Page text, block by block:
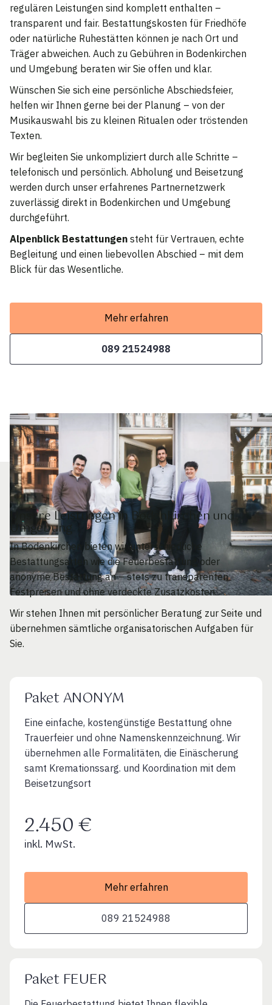
regulären Leistungen sind komplett enthalten –
transparent und fair. Bestattungskosten für Friedhöfe
oder natürliche Ruhestätten können je nach Ort und
Träger abweichen. Auch zu Gebühren in Bodenkirchen
und Umgebung beraten wir Sie offen und klar.
Wünschen Sie sich eine persönliche Abschiedsfeier,
helfen wir Ihnen gerne bei der Planung – von der
Musikauswahl bis zu kleinen Ritualen oder tröstenden
Texten.
Wir begleiten Sie unkompliziert durch alle Schritte –
telefonisch und persönlich. Abholung und Beisetzung
werden durch unser erfahrenes Partnernetzwerk
zuverlässig direkt in Bodenkirchen und Umgebung
durchgeführt.
Alpenblick Bestattungen steht für Vertrauen, echte
Begleitung und einen liebevollen Abschied – mit dem
Blick für das Wesentliche.
Mehr erfahren
089 21524988
Unsere Leistungen in Bodenkirchen und
Umgebung
In Bodenkirchen bieten wir unterschiedliche
Bestattungsarten wie die Feuerbestattung oder
anonyme Bestattung an – stets zu transparenten
Festpreisen und ohne verdeckte Zusatzkosten.
Wir stehen Ihnen mit persönlicher Beratung zur Seite und
übernehmen sämtliche organisatorischen Aufgaben für
Sie.
Paket ANONYM
Eine einfache, kostengünstige Bestattung ohne
Trauerfeier und ohne Namenskennzeichnung. Wir
übernehmen alle Formalitäten, die Einäscherung
samt Kremationssarg. und Koordination mit dem
Beisetzungsort
2.450 €
inkl. MwSt.
Mehr erfahren
089 21524988
Paket FEUER